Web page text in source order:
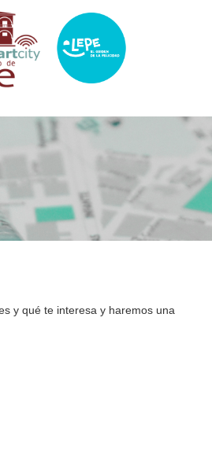
y qué te interesa y haremos una